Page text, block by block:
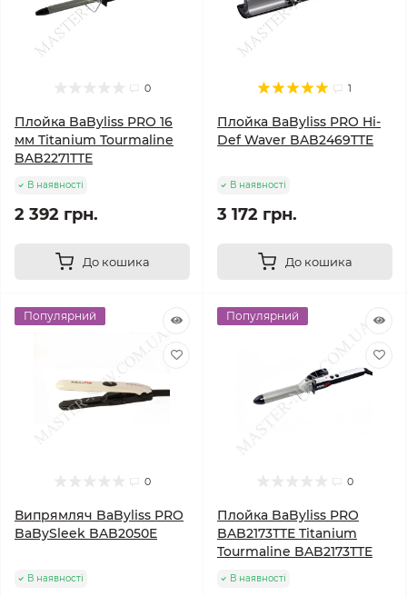
0
Плойка BaByliss PRO 16
мм Titanium Tourmaline
BAB2271TTE
В наявності
2 392 грн.
До кошика
1
Плойка BaByliss PRO Hi-
Def Waver BAB2469TTE
В наявності
3 172 грн.
До кошика
Популярний
0
Випрямляч BaByliss PRO
BaBySleek BAB2050E
В наявності
Популярний
0
Плойка BaByliss PRO
BAB2173TTE Titanium
Tourmaline BAB2173TTE
В наявності